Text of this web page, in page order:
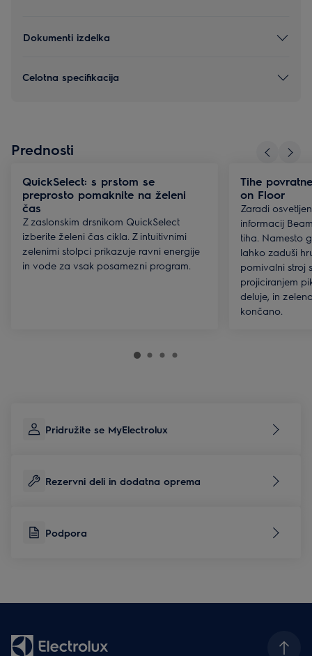
Dokumenti izdelka
Celotna specifikacija
Prednosti
QuickSelect: s prstom se
preprosto pomaknite na želeni
čas
Z zaslonskim drsnikom QuickSelect
izberite želeni čas cikla. Z intuitivnimi
zelenimi stolpci prikazuje ravni energije
in vode za vsak posamezni program.
Tihe
on Floor
Zaradi
informacij
tiha. Namesto
lahko zaduši
pomivalni stroj
projiciranjem
deluje, in
končano.
Pridružite se MyElectrolux
Rezervni deli in dodatna oprema
Podpora